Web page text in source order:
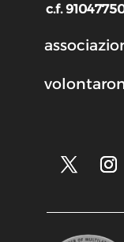
c.f.